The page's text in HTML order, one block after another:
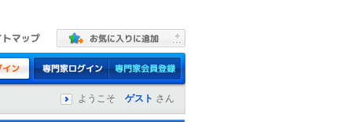
ようこそ ゲスト さん